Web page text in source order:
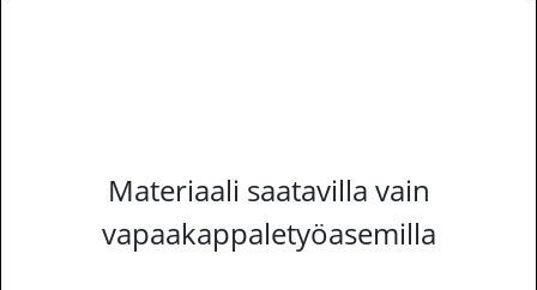
Materiaali saatavilla vain
vapaakappaletyöasemilla